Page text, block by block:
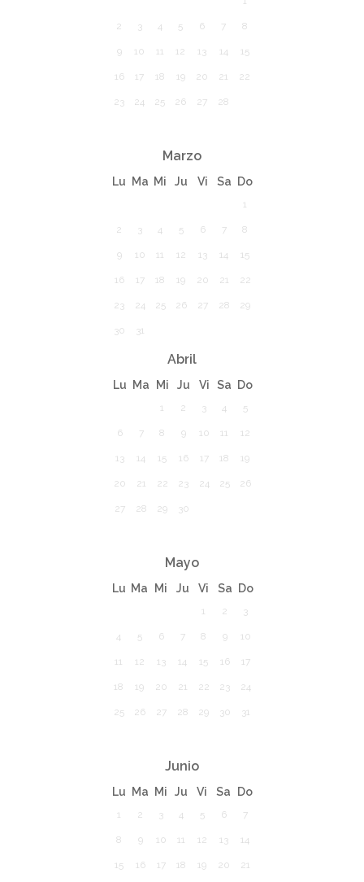
2 3 4 5 6 7 8
9 10 11 12 13 14 15
16 17 18 19 20 21 22
23 24 25 26 27 28
Marzo
Lu Ma Mi Ju Vi Sa Do
1
2 3 4 5 6 7 8
9 10 11 12 13 14 15
16 17 18 19 20 21 22
23 24 25 26 27 28 29
30 31
Abril
Lu Ma Mi Ju Vi Sa Do
1 2 3 4 5
6 7 8 9 10 11 12
13 14 15 16 17 18 19
20 21 22 23 24 25 26
27 28 29 30
Mayo
Lu Ma Mi Ju Vi Sa Do
1 2 3
4 5 6 7 8 9 10
11 12 13 14 15 16 17
18 19 20 21 22 23 24
25 26 27 28 29 30 31
Junio
Lu Ma Mi Ju Vi Sa Do
1 2 3 4 5 6 7
8 9 10 11 12 13 14
15 16 17 18 19 20 21